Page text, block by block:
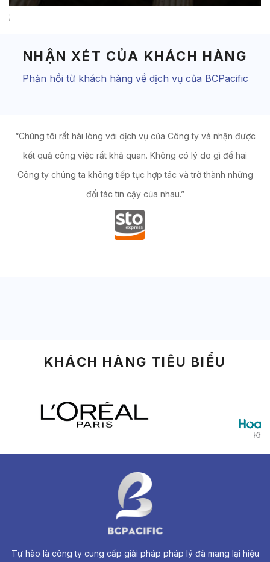
;
NHẬN XÉT CỦA KHÁCH HÀNG
Phản hồi từ khách hàng về dịch vụ của BCPacific
“Chúng tôi rất hài lòng với dịch vụ của Công ty và nhận được
kết quả công việc rất khả quan. Không có lý do gì để hai
Công ty chúng ta không tiếp tục hợp tác và trở thành những
đối tác tin cậy của nhau.”
KHÁCH HÀNG TIÊU BIỂU
Tự hào là công ty cung cấp giải pháp pháp lý đã mang lại hiệu